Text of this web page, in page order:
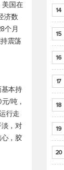
美国在
济数
个月
震荡
本持
/吨，
行走
，对
，胶
14
15
16
17
18
19
20